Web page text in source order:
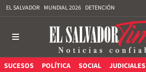
EL SALVADOR MUNDIAL 2026 DETENCIÓN
SUCESOS POLÍTICA SOCIAL JUDICIALES